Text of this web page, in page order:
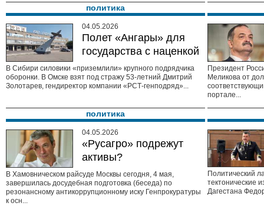
политика
04.05.2026
Полет «Ангары» для
государства с наценкой
В Сибири силовики «приземлили» крупного подрядчика
оборонки. В Омске взят под стражу 53-летний Дмитрий
Золотарев, гендиректор компании «РСТ-генподряд»...
Президент
Меликова от
портале...
политика
04.05.2026
«Русагро» подрежут
активы?
В Хамовническом райсуде Москвы сегодня, 4 мая,
завершилась досудебная подготовка (беседа) по
резонансному антикоррупционному иску Генпрокуратуры
к осн...
Политический
тектонические
Дагестана